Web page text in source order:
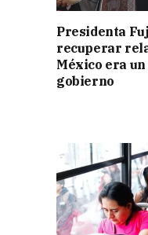
Presidenta
recuperar
México era
gobierno